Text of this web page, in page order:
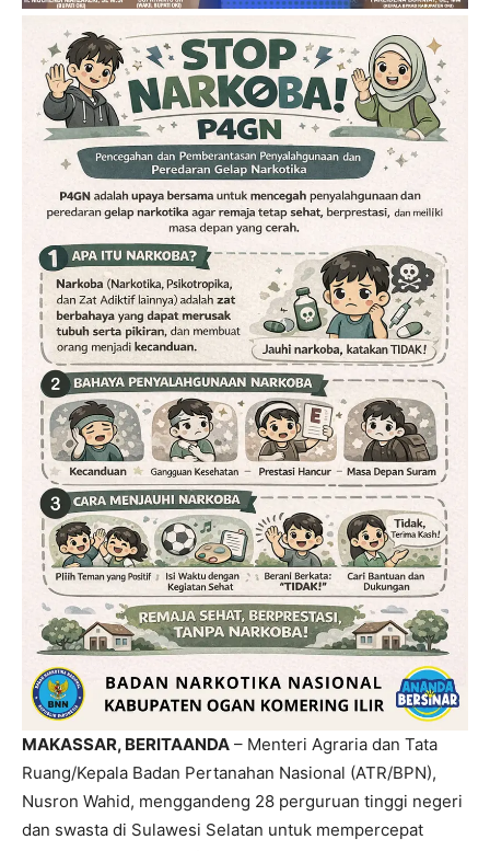
MAKASSAR, BERITAANDA – Menteri Agraria dan Tata
Ruang/Kepala Badan Pertanahan Nasional (ATR/BPN),
Nusron Wahid, menggandeng 28 perguruan tinggi negeri
dan swasta di Sulawesi Selatan untuk mempercepat